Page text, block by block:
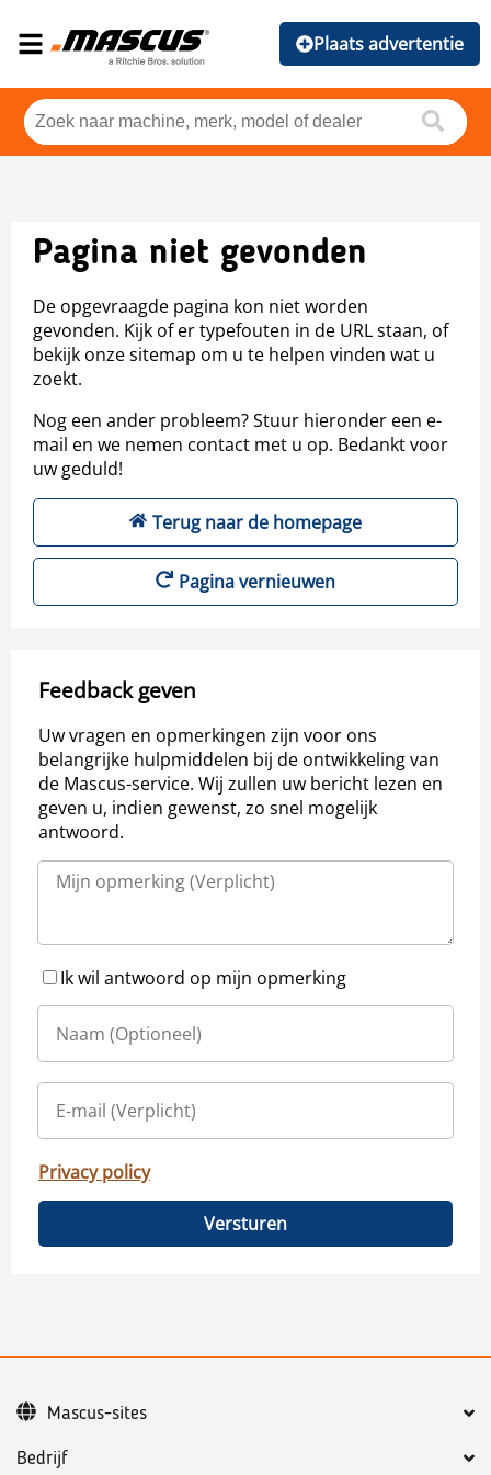
Plaats advertentie
Pagina niet gevonden
De opgevraagde pagina kon niet worden
gevonden. Kijk of er typefouten in de URL staan, of
bekijk onze sitemap om u te helpen vinden wat u
zoekt.
Nog een ander probleem? Stuur hieronder een e-
mail en we nemen contact met u op. Bedankt voor
uw geduld!
Terug naar de homepage
Pagina vernieuwen
Feedback geven
Uw vragen en opmerkingen zijn voor ons
belangrijke hulpmiddelen bij de ontwikkeling van
de Mascus-service. Wij zullen uw bericht lezen en
geven u, indien gewenst, zo snel mogelijk
antwoord.
Ik wil antwoord op mijn opmerking
Privacy policy
Versturen
Bedrijf
Mascus-sites